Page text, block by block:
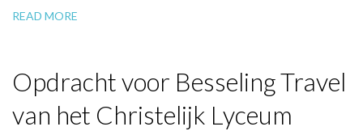
READ MORE
Opdracht voor Besseling Travel
van het Christelijk Lyceum